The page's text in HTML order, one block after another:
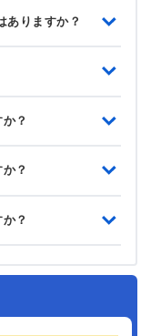
ありますか？
？
？
？